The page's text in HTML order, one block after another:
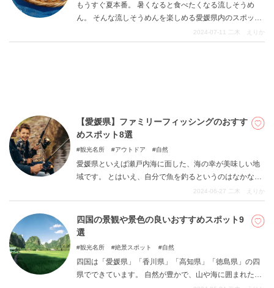
もうすぐ夏本番。 暑くなると食べたくなる流しそうめ
ん。 そんな流しそうめんを楽しめる愛媛県内のスポット
をまとめています。 松山市内からアクセスしやすい場所
や、そうめん流し以外に釣り堀を楽しめるスポットなど
2024-07-11 二木 えりか
【愛媛県】ファミリーフィッシングのおすす
めスポット8選
観光名所 アウトドア 自然
愛媛県といえば瀬戸内海に面した、海の幸が美味しい地
域です。 とはいえ、自分で魚を釣るというのはなかなか
ハードルが高いもの。 子供と一緒に釣りをやってみたい
けど、やったことないから何から揃えたらいいのか分か
らないし、どこに行けば釣れるのかも分からない…。 そ
んな方はぜひこの記事を参考にしてみてください。 愛媛
2024-06-27 二木 えりか
四国の景観や景色の良いおすすめスポット9
選
観光名所 絶景スポット 自然
四国は「愛媛県」「香川県」「高知県」「徳島県」の四
県でできています。 自然が豊かで、山や海に囲まれた地